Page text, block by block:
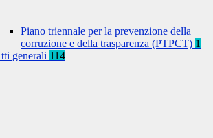
Piano triennale per la prevenzione della
corruzione e della trasparenza (PTPCT) 1
generali 114